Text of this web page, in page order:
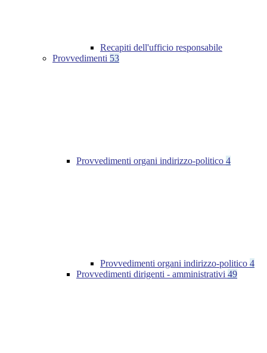
Recapiti dell'ufficio responsabile
Provvedimenti 53
Provvedimenti organi indirizzo-politico 4
Provvedimenti organi indirizzo-politico 4
Provvedimenti dirigenti - amministrativi 49